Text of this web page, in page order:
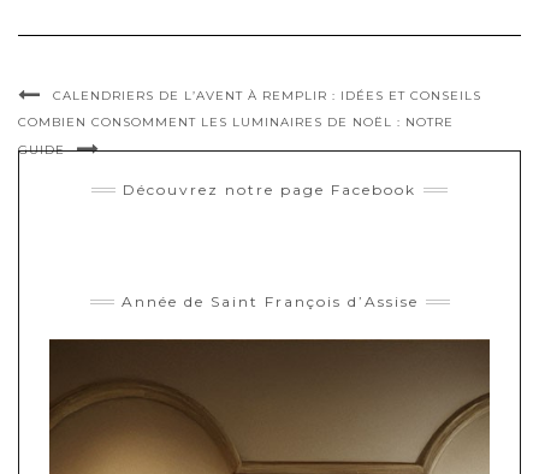
CALENDRIERS DE L’AVENT À REMPLIR : IDÉES ET CONSEILS
COMBIEN CONSOMMENT LES LUMINAIRES DE NOËL : NOTRE
GUIDE
Découvrez notre page Facebook
Année de Saint François d’Assise